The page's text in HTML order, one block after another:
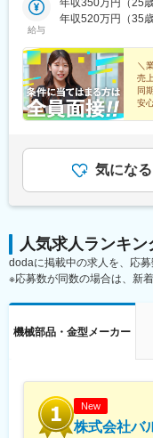
ェクトにより可 ・直行直帰OK ★引越し代補助制度や家賃補助制
トワークも相談可!!
給与
年収520万円（35
＼
売
同
安
気になる
人気求人ランキン
dodaに掲載中の求人を、応募
※応募数が同数の場合は、新
機械部品・金型メーカー
New
株式会社バ